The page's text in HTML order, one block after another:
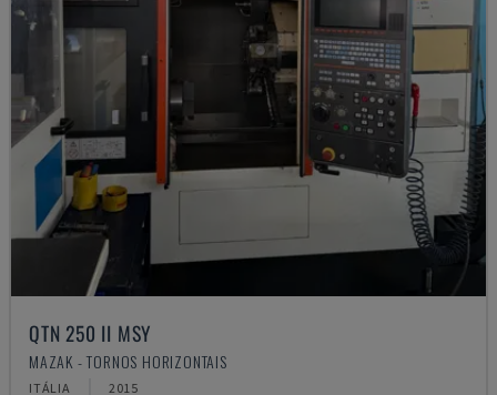
QTN 250 II MSY
MAZAK - TORNOS HORIZONTAIS
ITÁLIA 2015